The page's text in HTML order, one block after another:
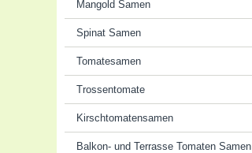
Mangold Samen
Spinat Samen
Tomatesamen
Trossentomate
Kirschtomatensamen
Balkon- und Terrasse Tomaten Samen